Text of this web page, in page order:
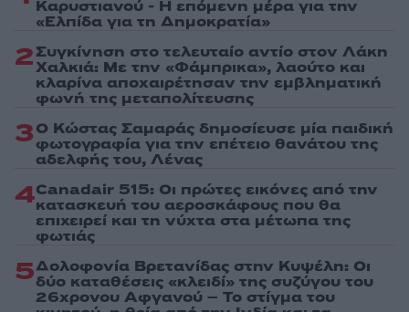
Καρυστιανού - Η επόμενη μέρα για την
«Ελπίδα για τη Δημοκρατία»
2Συγκίνηση στο τελευταίο αντίο στον Λάκη
Χαλκιά: Με την «Φάμπρικα», λαούτο και
κλαρίνα αποχαιρέτησαν την εμβληματική
φωνή της μεταπολίτευσης
3Ο Κώστας Σαμαράς δημοσίευσε μία παιδική
φωτογραφία για την επέτειο θανάτου της
αδελφής του, Λένας
4Canadair 515: Οι πρώτες εικόνες από την
κατασκευή του αεροσκάφους που θα
επιχειρεί και τη νύχτα στα μέτωπα της
φωτιάς
5Δολοφονία Βρετανίδας στην Κυψέλη: Οι
δύο καταθέσεις «κλειδί» της συζύγου του
26χρονου Αφγανού – Το στίγμα του